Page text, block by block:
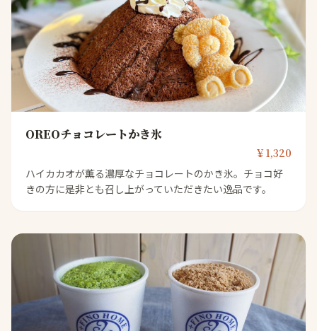
OREOチョコレートかき氷
￥1,320
ハイカカオが薫る濃厚なチョコレートのかき氷。チョコ好
きの方に是非とも召し上がっていただきたい逸品です。